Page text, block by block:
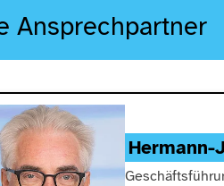
Ansprechpartner